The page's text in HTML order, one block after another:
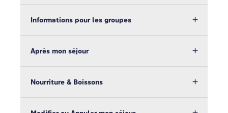
Informations pour les groupes
Après mon séjour
Nourriture & Boissons